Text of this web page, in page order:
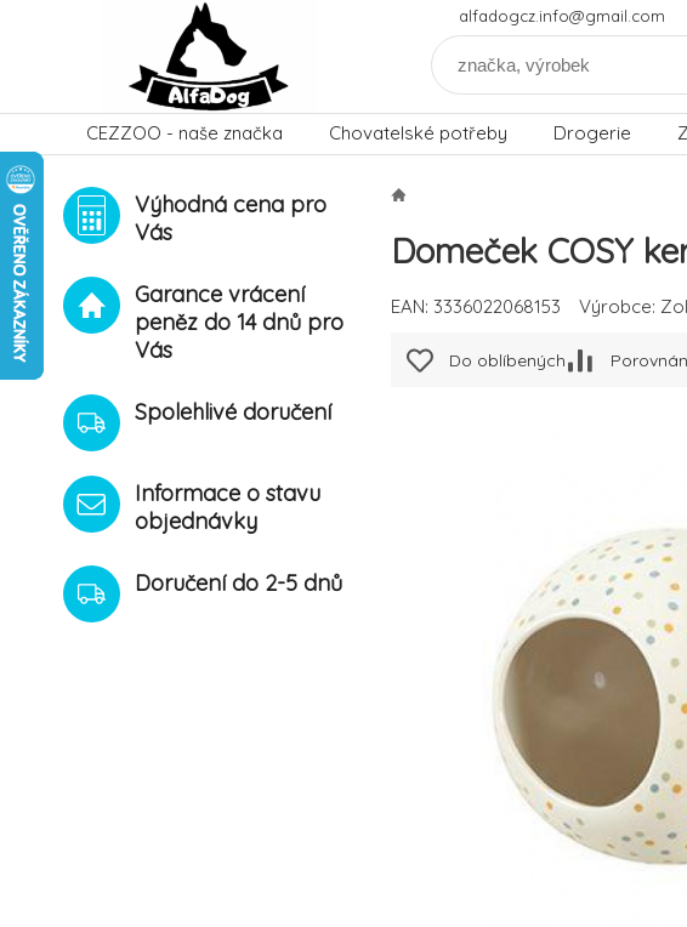
alfadogcz.info@gmail.com
CEZZOO - naše značka Chovatelské potřeby Drogerie
Výhodná cena pro
Vás
Garance vrácení
peněz do 14 dnů pro
Vás
Spolehlivé doručení
Informace o stavu
objednávky
Doručení do 2-5 dnů
Domeček COSY
EAN: 3336022068153 Výrobce:
Do oblíbených